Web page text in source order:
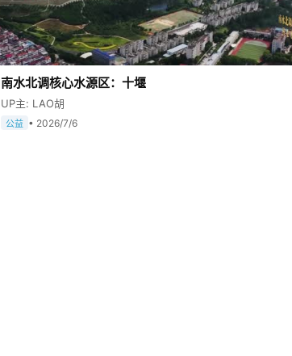
南水北调核心水源区：十堰
UP主: LAO胡
公益 • 2026/7/6